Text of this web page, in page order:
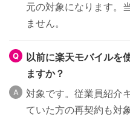
元の対象になります。
ません。
以前に楽天モバイルを
ますか？
対象です。従業員紹介
ていた方の再契約も対